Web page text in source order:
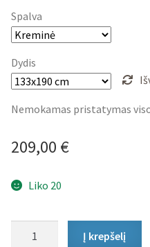
Spalva
Dydis
Nemokamas pristatymas
209,00 €
Liko 20
Į krepšelį